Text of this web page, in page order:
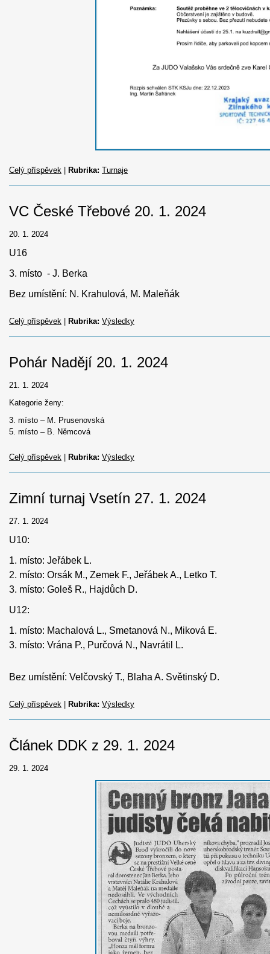
Celý příspěvek Rubrika: Turnaje
VC České Třebové 20. 1. 2024
20. 1. 2024
U16
3. místo - J. Berka
Bez umístění: N. Krahulová, M. Maleňák
Celý příspěvek Rubrika: Výsledky
Pohár Nadějí 20. 1. 2024
21. 1. 2024
Kategorie ženy:
3. místo – M. Prusenovská
5. místo – B. Němcová
Celý příspěvek Rubrika: Výsledky
Zimní turnaj Vsetín 27. 1. 2024
27. 1. 2024
U10:
1. místo: Jeřábek L.
2. místo: Orsák M., Zemek F., Jeřábek A., Letko T.
3. místo: Goleš R., Hajdůch D.
U12:
1. místo: Machalová L., Smetanová N., Miková E.
3. místo: Vrána P., Purčová N., Navrátil L.
Bez umístění: Velčovský T., Blaha A. Světinský D.
Celý příspěvek Rubrika: Výsledky
Článek DDK z 29. 1. 2024
29. 1. 2024